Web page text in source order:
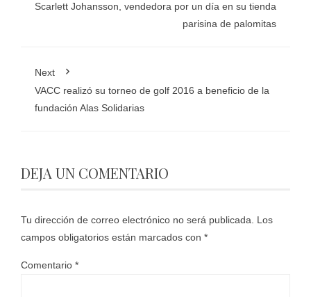
Scarlett Johansson, vendedora por un día en su tienda
parisina de palomitas
Next
VACC realizó su torneo de golf 2016 a beneficio de la
fundación Alas Solidarias
DEJA UN COMENTARIO
Tu dirección de correo electrónico no será publicada.
Los
campos obligatorios están marcados con *
Comentario *